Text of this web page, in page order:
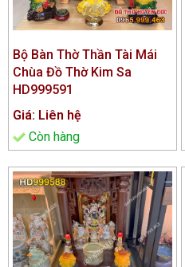
Bộ Bàn Thờ Thần Tài Mái
Chùa Đồ Thờ Kim Sa
HD999591
Giá: Liên hệ
Còn hàng